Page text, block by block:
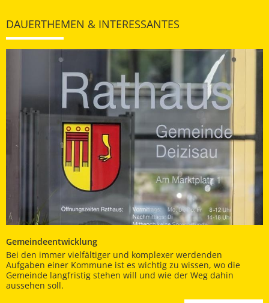
DAUERTHEMEN & INTERESSANTES
Gemeindeentwicklung
Bei den immer vielfältiger und komplexer werdenden
Aufgaben einer Kommune ist es wichtig zu wissen, wo die
Gemeinde langfristig stehen will und wie der Weg dahin
aussehen soll.